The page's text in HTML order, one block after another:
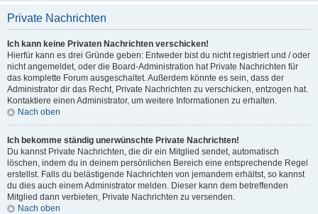
Private Nachrichten
Ich kann keine Privaten Nachrichten verschicken!
Hierfür kann es drei Gründe geben: Entweder bist du nicht registriert und / oder
nicht angemeldet, oder die Board-Administration hat Private Nachrichten für
das komplette Forum ausgeschaltet. Außerdem könnte es sein, dass der
Administrator dir das Recht, Private Nachrichten zu verschicken, entzogen hat.
Kontaktiere einen Administrator, um weitere Informationen zu erhalten.
Nach oben
Ich bekomme ständig unerwünschte Private Nachrichten!
Du kannst Private Nachrichten, die dir ein Mitglied sendet, automatisch
löschen, indem du in deinem persönlichen Bereich eine entsprechende Regel
erstellst. Falls du belästigende Nachrichten von jemandem erhältst, so kannst
du dies auch einem Administrator melden. Dieser kann dem betreffenden
Mitglied dann verbieten, Private Nachrichten zu versenden.
Nach oben